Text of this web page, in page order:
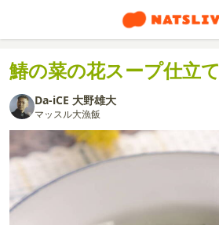
鰆の菜の花スープ仕立て
Da-iCE 大野雄大
マッスル大漁飯